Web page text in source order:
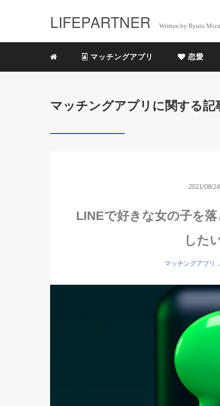
LIFEPARTNER Written by Ryuto
マッチングアプリ 恋愛
マッチングアプリに関する記
2021/08/24
LINEで好きな女の子を
した
マッチングアプリ